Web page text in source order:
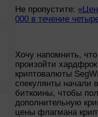
Не пропустите:
000 в течение
Хочу напомнить,
произойти
криптовалюты
спекулянты начали
биткоины, чтобы
дополнительную
цены флагмана